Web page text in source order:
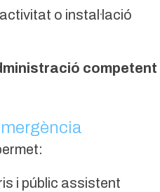
o instal·lació
competent
i públic assistent